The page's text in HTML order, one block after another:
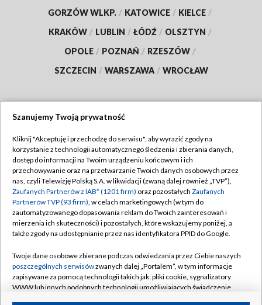
GORZÓW WLKP. / KATOWICE / KIELCE /
KRAKÓW / LUBLIN / ŁÓDŹ / OLSZTYN /
OPOLE / POZNAŃ / RZESZÓW /
SZCZECIN / WARSZAWA / WROCŁAW
TVP
Abonament TVP
Emisja w TVP
Centrum informacji TVP
Naziemna Telewizja Cyfrowa
Rada Programowa
System NOS
Informacje o nadawcy
Regulamin TVP
Polityka prywatności
Moje zgody
Pomoc
Kontakt
Szanujemy Twoją prywatność
Kliknij "Akceptuję i przechodzę do serwisu", aby wyrazić zgody na
korzystanie z technologii automatycznego śledzenia i zbierania danych,
dostęp do informacji na Twoim urządzeniu końcowym i ich
przechowywanie oraz na przetwarzanie Twoich danych osobowych przez
nas, czyli Telewizję Polską S.A. w likwidacji (zwaną dalej również „TVP”),
Zaufanych Partnerów z IAB* (1201 firm) oraz pozostałych Zaufanych
Partnerów TVP (93 firm), w celach marketingowych (w tym do
zautomatyzowanego dopasowania reklam do Twoich zainteresowań i
mierzenia ich skuteczności) i pozostałych, które wskazujemy poniżej, a
także zgody na udostępnianie przez nas identyfikatora PPID do Google.
Twoje dane osobowe zbierane podczas odwiedzania przez Ciebie naszych
poszczególnych serwisówzwanych dalej „Portalem”, w tym informacje
zapisywane za pomocą technologii takich jak: pliki cookie, sygnalizatory
WWW lub innych podobnych technologii umożliwiających świadczenie